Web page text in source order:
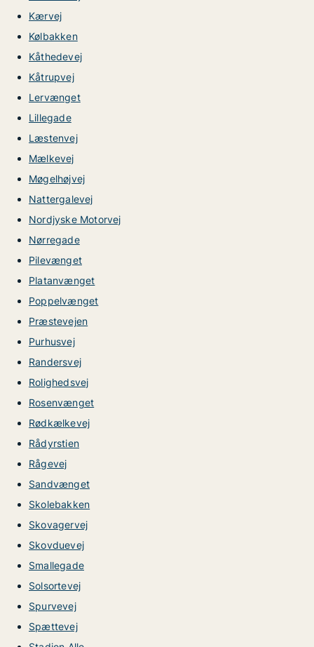
Kærvej
Kølbakken
Kåthedevej
Kåtrupvej
Lervænget
Lillegade
Læstenvej
Mælkevej
Møgelhøjvej
Nattergalevej
Nordjyske Motorvej
Nørregade
Pilevænget
Platanvænget
Poppelvænget
Præstevejen
Purhusvej
Randersvej
Rolighedsvej
Rosenvænget
Rødkælkevej
Rådyrstien
Rågevej
Sandvænget
Skolebakken
Skovagervej
Skovduevej
Smallegade
Solsortevej
Spurvevej
Spættevej